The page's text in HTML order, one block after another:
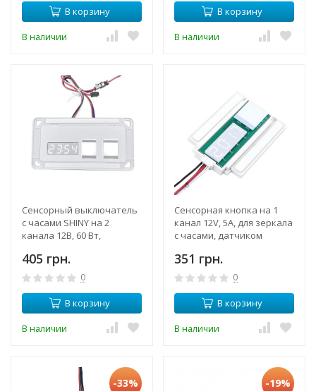
В корзину
В наличии
В корзину
В наличии
Сенсорный выключатель
с часами SHINY на 2
канала 12В, 60 Вт,
управление подсветкой,
подогревом
405 грн.
0
В корзину
В наличии
Сенсорная кнопка на 1
канал 12V, 5A, для зеркала
с часами, датчиком
351 грн.
0
В корзину
В наличии
-33% -19%